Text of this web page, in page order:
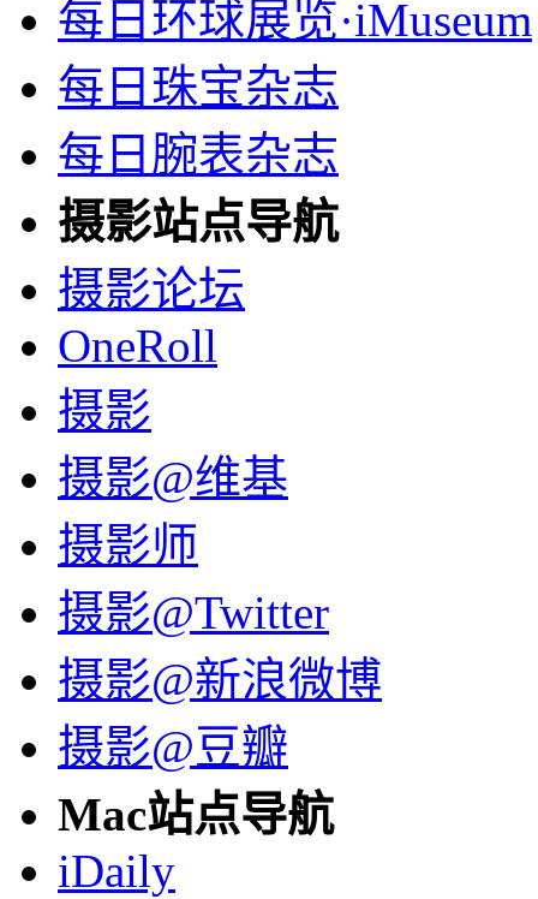
每日环球展览·iMuseum
每日珠宝杂志
每日腕表杂志
摄影站点导航
摄影论坛
OneRoll
摄影
摄影@维基
摄影师
摄影@Twitter
摄影@新浪微博
摄影@豆瓣
Mac站点导航
iDaily